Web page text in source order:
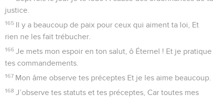
justice.
165 Il y a beaucoup de paix pour ceux qui aiment ta loi, Et
rien ne les fait trébucher.
166 Je mets mon espoir en ton salut, ô Éternel ! Et je pratique
tes commandements.
167 Mon âme observe tes préceptes Et je les aime beaucoup.
168 J’observe tes statuts et tes préceptes, Car toutes mes